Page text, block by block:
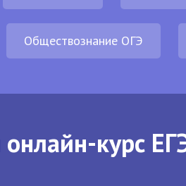
Обществознание ОГЭ
курс